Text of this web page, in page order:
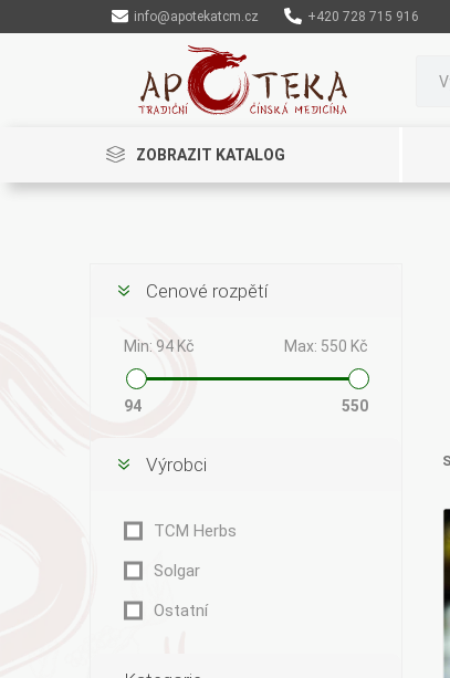
info@apotekatcm.cz +420 728 715 916
ZOBRAZIT KATALOG
Cannaderm
Ecce
Cenové rozpětí
Min: 94 Kč Max: 550 Kč
94 550
Výrobci
TCM Herbs
Solgar
Ostatní